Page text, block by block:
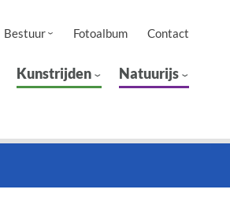
Bestuur Fotoalbum Contact
Kunstrijden Natuurijs